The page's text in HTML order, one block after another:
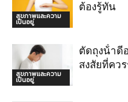
สุขภาพและความ
เป็นอยู่
ต้องรู้ทัน
สุขภาพและความ
เป็นอยู่
ตัดถุงน้ําดี
สงสัยที่คว